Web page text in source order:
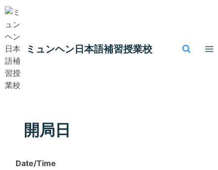
内
を
キ
ッ
プ
ミュンヘン​日本語補習授業校
開局日
Date/Time